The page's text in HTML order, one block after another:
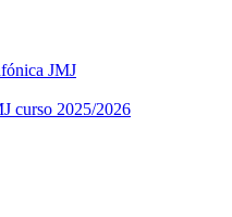
JMJ
curso 2025/2026